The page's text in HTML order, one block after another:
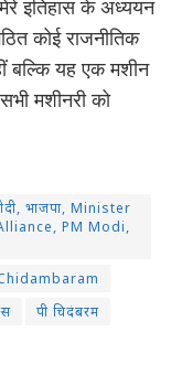
इतिहास के अध्ययन
कोई राजनीतिक
बल्कि यह एक मशीन
मशीनरी को
भाजपा, Minister
PM Modi,
पी चिदंबरम